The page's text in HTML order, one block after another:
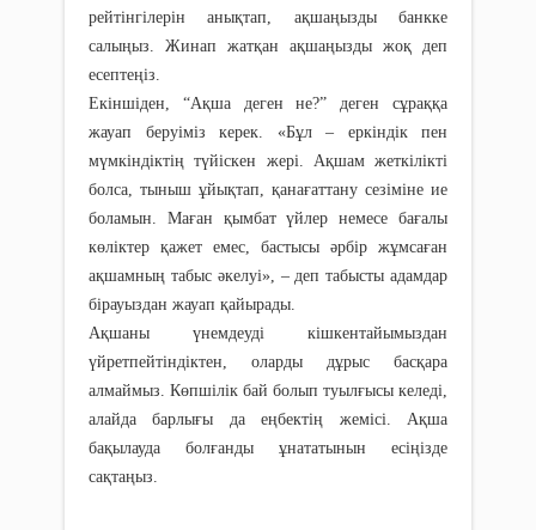
рейтінгілерін анықтап, ақшаңызды банкке
салыңыз. Жинап жатқан ақшаңызды жоқ деп
есептеңіз.
Екіншіден, “Ақша деген не?” деген сұраққа
жауап беруіміз керек. «Бұл – еркіндік пен
мүмкіндіктің түйіскен жері. Ақшам жеткілікті
болса, тыныш ұйықтап, қанағаттану сезіміне ие
боламын. Маған қымбат үйлер немесе бағалы
көліктер қажет емес, бастысы әрбір жұмсаған
ақшамның табыс әкелуі», – деп табысты адамдар
бірауыздан жауап қайырады.
Ақшаны үнемдеуді кішкентайымыздан
үйретпейтіндіктен, оларды дұрыс басқара
алмаймыз. Көпшілік бай болып туылғысы келеді,
алайда барлығы да еңбектің жемісі. Ақша
бақылауда болғанды ұнататынын есіңізде
сақтаңыз.